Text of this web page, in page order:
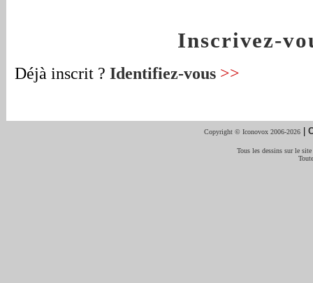
Inscrivez-
Déjà inscrit ? Identifiez-vous >>
Copyright © Iconovox 2006-2026 |
Tous les dessins sur le